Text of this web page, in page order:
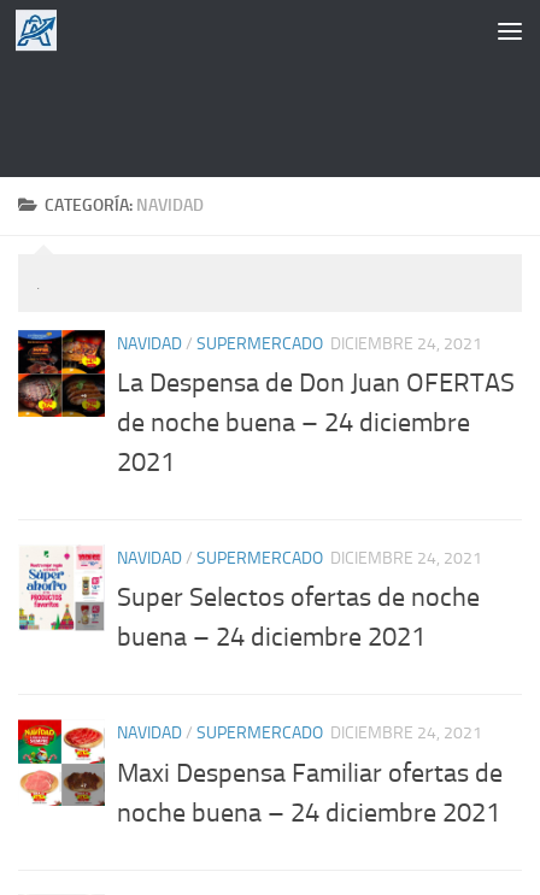
Saltar al contenido
CATEGORÍA: NAVIDAD
.
NAVIDAD/ SUPERMERCADO DICIEMBRE 24, 2021
La Despensa de Don Juan OFERTAS
de noche buena – 24 diciembre
2021
NAVIDAD/ SUPERMERCADO DICIEMBRE 24, 2021
Super Selectos ofertas de noche
buena – 24 diciembre 2021
NAVIDAD/ SUPERMERCADO DICIEMBRE 24, 2021
Maxi Despensa Familiar ofertas de
noche buena – 24 diciembre 2021